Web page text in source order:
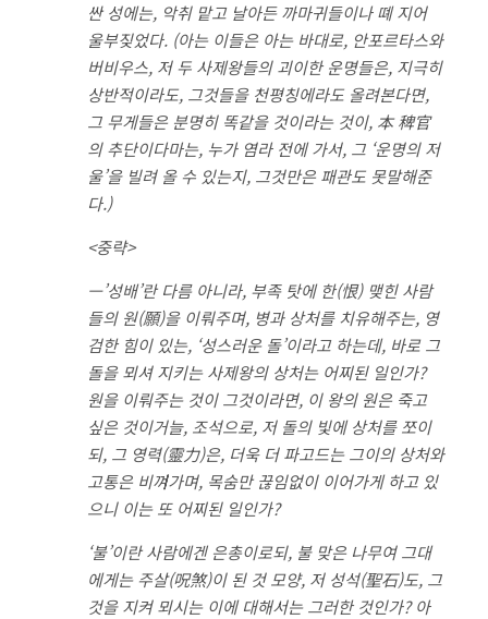
싼 성에는, 악취 맡고 날아든 까마귀들이나 뗴 지어
울부짖었다. (아는 이들은 아는 바대로, 안포르타스와
버비우스, 저 두 사제왕들의 괴이한 운명들은, 지극히
상반적이라도, 그것들을 천평칭에라도 올려본다면,
그 무게들은 분명히 똑같을 것이라는 것이, 本 稗官
의 추단이다마는, 누가 염라 전에 가서, 그 ‘운명의 저
울’을 빌려 올 수 있는지, 그것만은 패관도 못말해준
다.)
<중략>
ㅡ’성배’란 다름 아니라, 부족 탓에 한(恨) 맺힌 사람
들의 원(願)을 이뤄주며, 병과 상처를 치유해주는, 영
검한 힘이 있는, ‘성스러운 돌’이라고 하는데, 바로 그
돌을 뫼셔 지키는 사제왕의 상처는 어찌된 일인가?
원을 이뤄주는 것이 그것이라면, 이 왕의 원은 죽고
싶은 것이거늘, 조석으로, 저 돌의 빛에 상처를 쪼이
되, 그 영력(靈力)은, 더욱 더 파고드는 그이의 상처와
고통은 비껴가며, 목숨만 끊임없이 이어가게 하고 있
으니 이는 또 어찌된 일인가?
‘불’이란 사람에겐 은총이로되, 불 맞은 나무여 그대
에게는 주살(呪煞)이 된 것 모양, 저 성석(聖石)도, 그
것을 지켜 뫼시는 이에 대해서는 그러한 것인가? 아